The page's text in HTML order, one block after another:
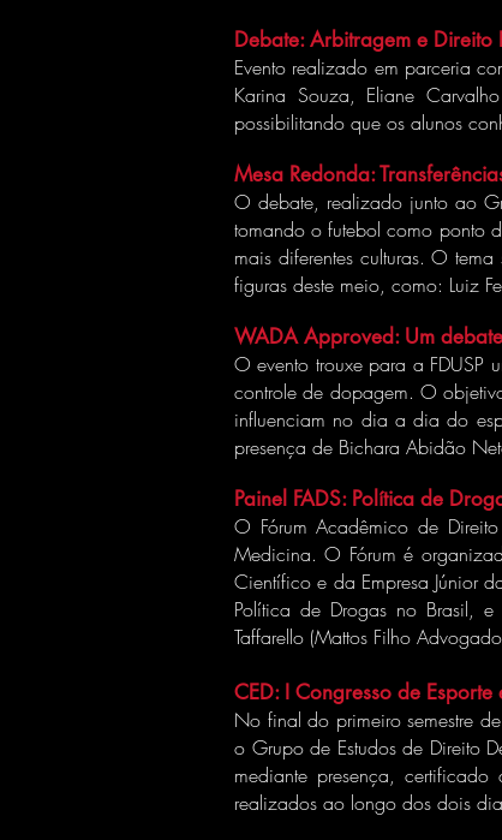
Debate: Arbitragem e Direito
Evento realizado em parceria
Karina Souza, Eliane
possibilitando que os alunos
Mesa Redonda:
O debate, realizado junto ao
tomando o futebol como ponto
mais diferentes culturas. O
figuras deste meio, como: Luiz
WADA Approved: Um
O evento trouxe para a FDUSP
controle de dopagem. O
influenciam no dia a dia do
presença de Bichara Abidão
Painel FADS: Política de
O Fórum Acadêmico de
Medicina. O Fórum é
Científico e da Empresa Júnior
Política de Drogas no Brasil,
Taffarello (Mattos Filho
CED: I Congresso de Esporte
No final do primeiro semestre
o Grupo de Estudos de Direito
mediante presença,
realizados ao longo dos dois